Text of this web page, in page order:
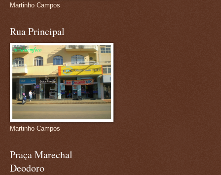
Martinho Campos
Rua Principal
Martinho Campos
Praça Marechal
Deodoro